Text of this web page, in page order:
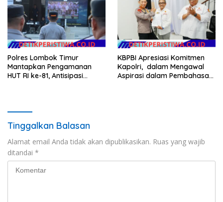
Polres Lombok Timur
Mantapkan Pengamanan
HUT RI ke-81, Antisipasi
KBPBI Apresiasi Komitmen
Kapolri, dalam Mengawal
Aspirasi dalam Pembahasan
Tinggalkan Balasan
Alamat email Anda tidak akan dipublikasikan. Ruas yang wajib
ditandai *